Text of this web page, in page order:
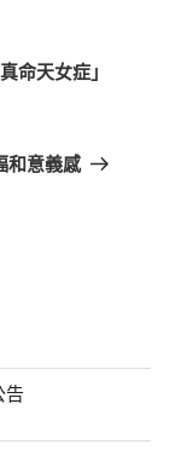
命天女症」
和意義感
告